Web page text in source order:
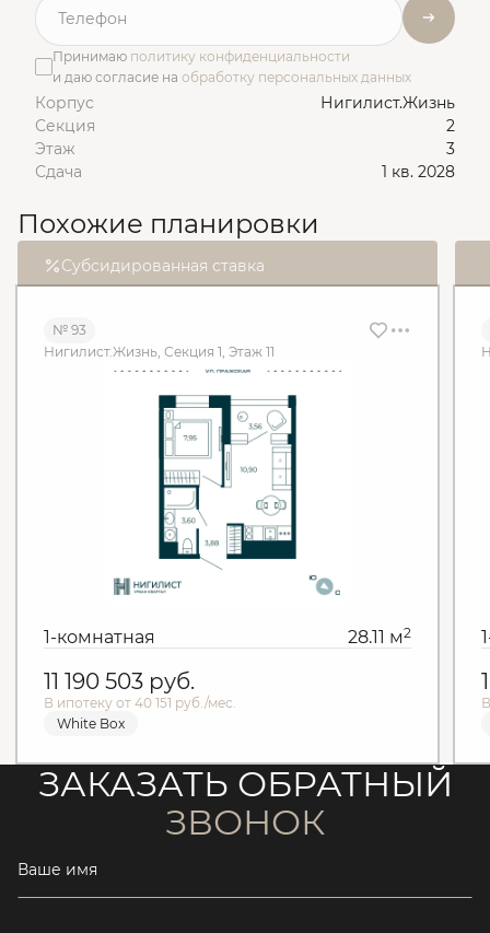
Принимаю политику конфиденциальности
и даю согласие на обработку персональных данных
Корпус
Нигилист.Жизнь
Секция
2
Этаж
3
Сдача
1 кв. 2028
Похожие планировки
Субсидированная ставка
№ 93
Нигилист.Жизнь, Секция 1, Этаж 11
1-комнатная 28.11 м2
11 190 503 руб.
В ипотеку от 40 151 руб./мес.
White Box
ЗАКАЗАТЬ ОБРАТНЫЙ
ЗВОНОК
Ваше имя